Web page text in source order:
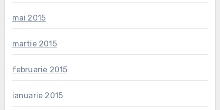
mai 2015
martie 2015
februarie 2015
ianuarie 2015